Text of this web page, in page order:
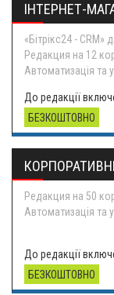
ІНТЕРНЕТ-
«Бітрікс24 - CRM»
Редакция на 12
Автоматизація та
До редакції
БЕЗКОШТОВНО
Редакция на 50
Автоматизація та
До редакції
БЕЗКОШТОВНО